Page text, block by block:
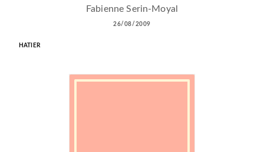
Fabienne Serin-Moyal
26/08/2009
HATIER